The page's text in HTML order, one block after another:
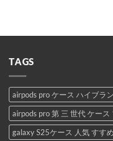
TAGS
airpods pro ケース ハイブラ
airpods pro 第 三 世代 ケース
galaxy S25ケース 人気 すすめ